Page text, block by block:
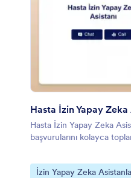
Hasta İzin Yapay Zeka
Hasta İzin Yapay Zeka
başvurularını kolayca
Kategoriye git:
İzin Yapay Zeka